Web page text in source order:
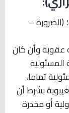
(الضرورة –
وأن كان
احترازي ومن 15 إلي 18 سنة المسئولية
تماما.
بشرط أن
أو مخدرة